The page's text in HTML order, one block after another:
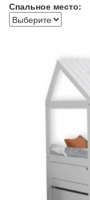
Спальное место: